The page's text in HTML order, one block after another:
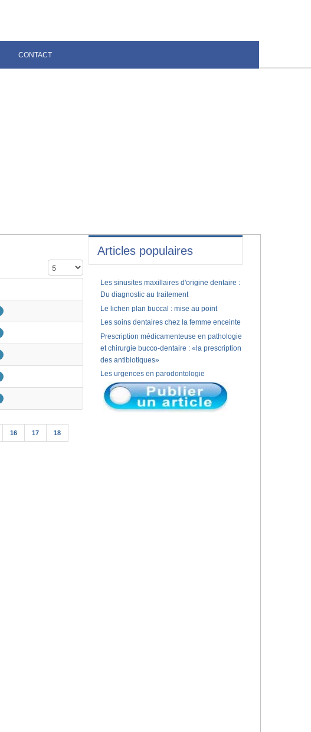
CONTACT
Affichage #
16 17 18
Articles populaires
Les sinusites maxillaires d'origine dentaire :
Du diagnostic au traitement
Le lichen plan buccal : mise au point
Les soins dentaires chez la femme enceinte
Prescription médicamenteuse en pathologie
et chirurgie bucco-dentaire : «la prescription
des antibiotiques»
Les urgences en parodontologie